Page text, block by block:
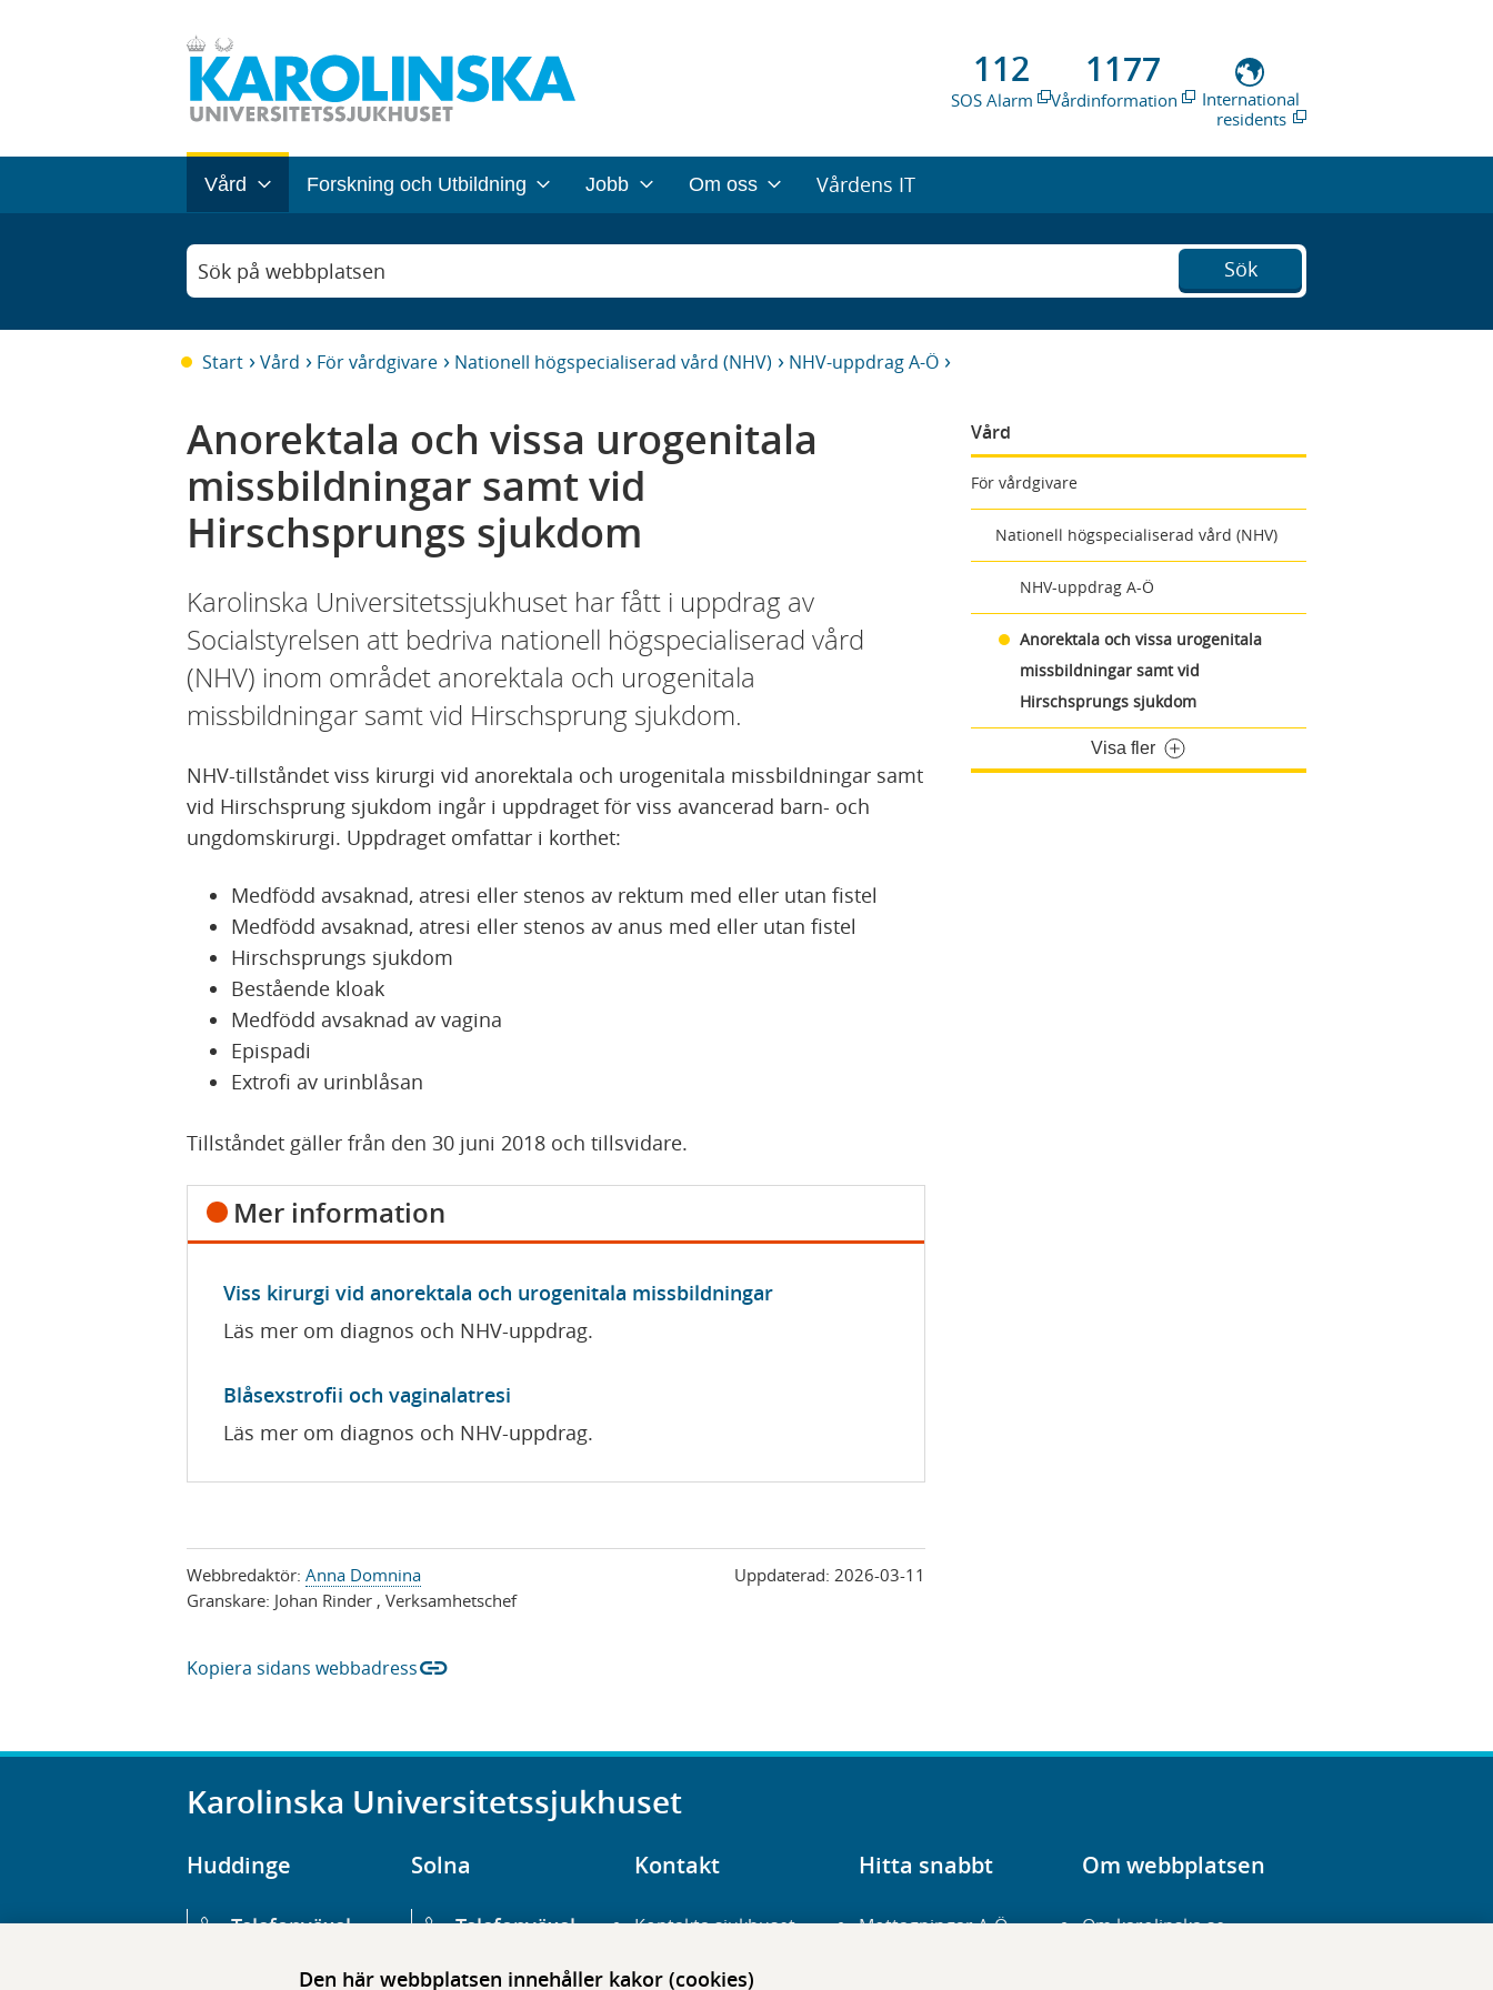
Den här webbplatsen innehåller kakor (cookies)
112
SOS Alarm
1177
Vårdinformation
International
residents
Vård Forskning och Utbildning Jobb Om oss Vårdens IT
Sök på webbplatsen Sök
Start Vård För vårdgivare Nationell högspecialiserad vård (NHV) NHV-uppdrag A-Ö
Vård
För vårdgivare
Nationell högspecialiserad vård (NHV)
NHV-uppdrag A-Ö
Anorektala och vissa urogenitala
missbildningar samt vid
Hirschsprungs sjukdom
Visa fler
Anorektala och vissa urogenitala
missbildningar samt vid
Hirschsprungs sjukdom
Karolinska Universitetssjukhuset har fått i uppdrag av
Socialstyrelsen att bedriva nationell högspecialiserad vård
(NHV) inom området anorektala och urogenitala
missbildningar samt vid Hirschsprung sjukdom.
NHV-tillståndet viss kirurgi vid anorektala och urogenitala missbildningar samt
vid Hirschsprung sjukdom ingår i uppdraget för viss avancerad barn- och
ungdomskirurgi. Uppdraget omfattar i korthet:
Medfödd avsaknad, atresi eller stenos av rektum med eller utan fistel
Medfödd avsaknad, atresi eller stenos av anus med eller utan fistel
Hirschsprungs sjukdom
Bestående kloak
Medfödd avsaknad av vagina
Epispadi
Extrofi av urinblåsan
Tillståndet gäller från den 30 juni 2018 och tillsvidare.
Mer information
Viss kirurgi vid anorektala och urogenitala missbildningar
Läs mer om diagnos och NHV-uppdrag.
Blåsexstrofii och vaginalatresi
Läs mer om diagnos och NHV-uppdrag.
Webbredaktör: Anna Domnina
Granskare: Johan Rinder , Verksamhetschef
Uppdaterad: 2026-03-11
Kopiera sidans webbadresslink
Karolinska Universitetssjukhuset
Huddinge
Telefonväxel
Solna
Telefonväxel
Kontakt
Kontakta sjukhuset
Hitta hit
Hitta snabbt
Mottagningar A-Ö
Om webbplatsen
Om karolinska.se